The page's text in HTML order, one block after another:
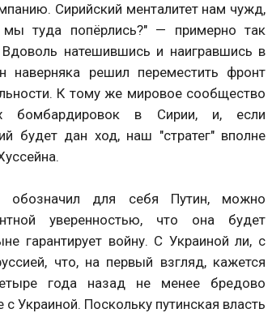
Сирийский менталитет нам чужд,
туда попёрлись?" — примерно так
натешившись и наигравшись в
решил переместить фронт
К тому же мировое сообщество
бомбардировок в Сирии, и, если
будет дан ход, наш "стратег" вполне
для себя Путин, можно
уверенностью, что она будет
гарантирует войну. С Украиной ли, с
что, на первый взгляд, кажется
года назад не менее бредово
Поскольку путинская власть